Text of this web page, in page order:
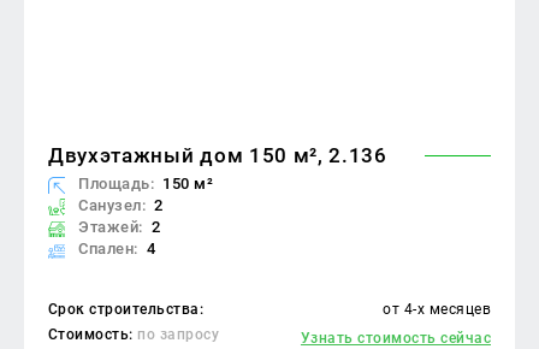
Двухэтажный дом 150 м², 2.136
Площадь: 150 м²
Санузел: 2
Этажей: 2
Спален: 4
Срок строительства:
от 4-х месяцев
Стоимость: по запросу Узнать стоимость сейчас